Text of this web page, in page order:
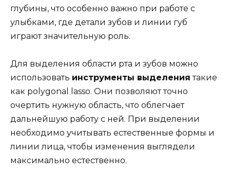
глубины, что особенно важно при работе с
улыбками, где детали зубов и линии губ
играют значительную роль.
Для выделения области рта и зубов можно
использовать инструменты выделения такие
как polygonal lasso. Они позволяют точно
очертить нужную область, что облегчает
дальнейшую работу с ней. При выделении
необходимо учитывать естественные формы и
линии лица, чтобы изменения выглядели
максимально естественно.